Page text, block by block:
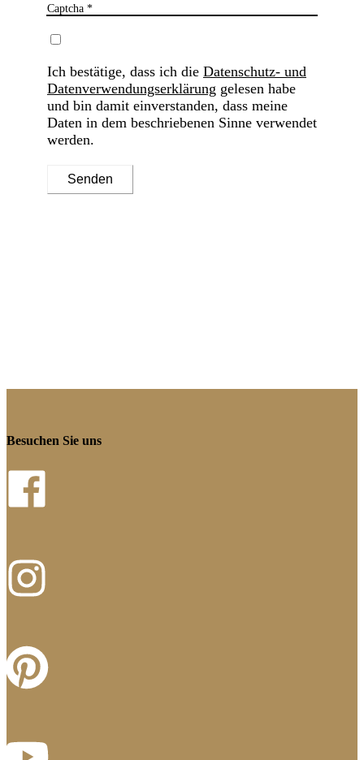
Captcha *
Ich bestätige, dass ich die Datenschutz- und
Datenverwendungserklärung gelesen habe
und bin damit einverstanden, dass meine
Daten in dem beschriebenen Sinne verwendet
werden.
Senden
Besuchen Sie uns